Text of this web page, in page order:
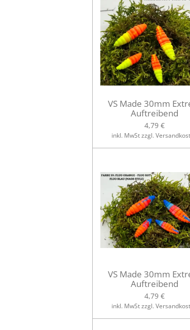
VS Made 30mm
Auftreibend
4,79 €
inkl. MwSt zzgl.
VS Made 30mm
Auftreibend
4,79 €
inkl. MwSt zzgl.